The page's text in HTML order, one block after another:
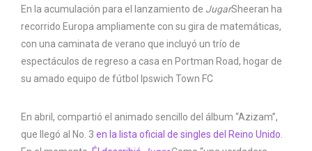
En la acumulación para el lanzamiento de JugarSheeran ha
recorrido Europa ampliamente con su gira de matemáticas,
con una caminata de verano que incluyó un trío de
espectáculos de regreso a casa en Portman Road, hogar de
su amado equipo de fútbol Ipswich Town FC
En abril, compartió el animado sencillo del álbum “Azizam”,
que llegó al No. 3 en la lista oficial de singles del Reino Unido.